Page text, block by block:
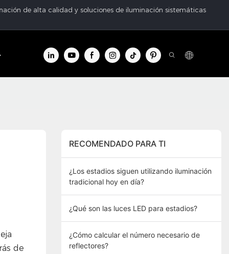
de alta calidad y soluciones de iluminación sistemáticas
de información Contacto
de
RECOMENDADO PARA TI
¿Los estadios siguen utilizando iluminación
tradicional hoy en día?
¿Qué son las luces LED para estadios?
¿Cómo calcular el número necesario de
reflectores?